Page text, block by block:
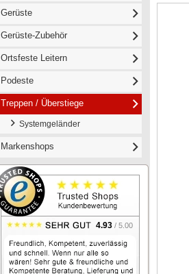
Gerüste
Gerüste-Zubehör
Ortsfeste Leitern
Podeste
Treppen / Überstiege
Systemgeländer
Markenshops
4.93 / 5.00